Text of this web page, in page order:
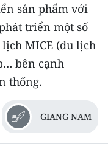
sản phẩm với
triển một số
MICE (du lịch
bên cạnh
thống.
GIANG NAM